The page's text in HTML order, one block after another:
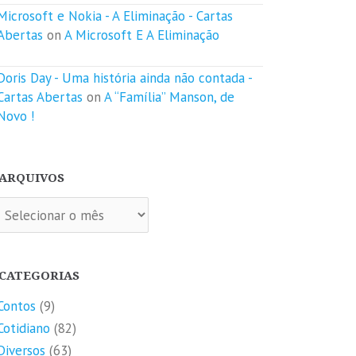
e Nokia - A Eliminação - Cartas
on A Microsoft E A Eliminação
Day - Uma história ainda não contada -
Abertas on A “Família” Manson, de
!
(9)
(82)
(63)